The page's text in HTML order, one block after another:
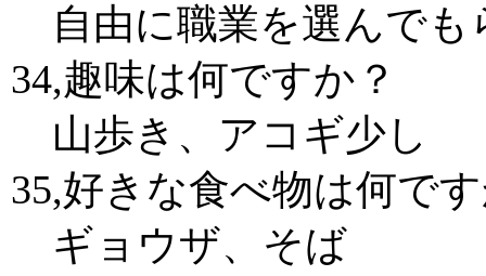
自由に職業を選んでも
34,趣味は何ですか？
山歩き、アコギ少し
35,好きな食べ物は何で
ギョウザ、そば